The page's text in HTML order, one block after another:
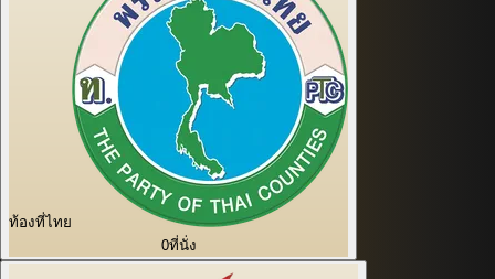
ท้องที่ไทย
0ที่นั่ง